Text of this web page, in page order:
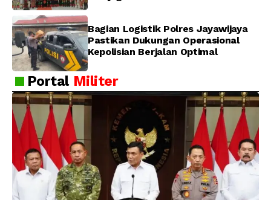
Bagian Logistik Polres Jayawijaya
Pastikan Dukungan Operasional
Kepolisian Berjalan Optimal
Portal Militer